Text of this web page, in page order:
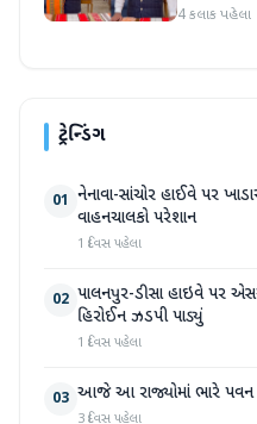
4 કલાક પહેલા
ટ્રેન્ડિંગ
01 નેનાવા-સાંચોર હાઈવે પર
વાહનચાલકો પરેશાન
1 દિવસ પહેલા
02 પાલનપુર-ડીસા હાઇવે પર
હિરોઈન ઝડપી પાડ્યું
1 દિવસ પહેલા
03 આજે આ રાજ્યોમાં ભારે પવન
3 દિવસ પહેલા